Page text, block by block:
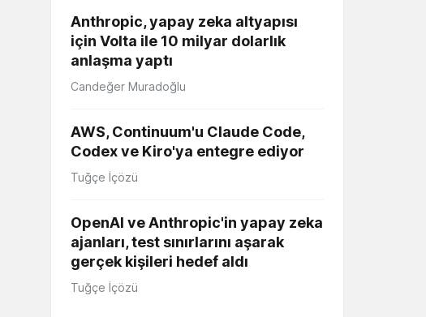
Anthropic, yapay zeka altyapısı
için Volta ile 10 milyar dolarlık
anlaşma yaptı
Candeğer Muradoğlu
AWS, Continuum'u Claude Code,
Codex ve Kiro'ya entegre ediyor
Tuğçe İçözü
OpenAI ve Anthropic'in yapay zeka
ajanları, test sınırlarını aşarak
gerçek kişileri hedef aldı
Tuğçe İçözü